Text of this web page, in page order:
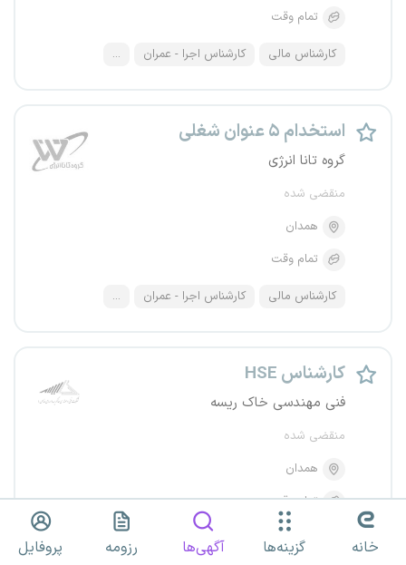
تمام وقت
کارشناس مالی کارشناس اجرا - عمران ...
استخدام ۵ عنوان شغلی
گروه تانا انرژی
منقضی شده
همدان
تمام وقت
کارشناس مالی کارشناس اجرا - عمران ...
کارشناس HSE
فنی مهندسی خاک ریسه
منقضی شده
همدان
تمام وقت
خانه گزینه‌ها آگهی‌ها رزومه پروفایل